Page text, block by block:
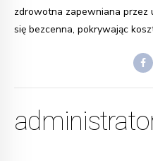
zdrowotna zapewniana przez
się bezcenna, pokrywając